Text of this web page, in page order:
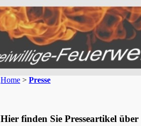
Home > Presse
Hier finden Sie Presseartikel